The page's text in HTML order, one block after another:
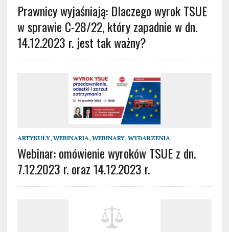
Prawnicy wyjaśniają: Dlaczego wyrok TSUE
w sprawie C-28/22, który zapadnie w dn.
14.12.2023 r. jest tak ważny?
ARTYKUŁY, WEBINARIA, WEBINARY, WYDARZENIA
Webinar: omówienie wyroków TSUE z dn.
7.12.2023 r. oraz 14.12.2023 r.